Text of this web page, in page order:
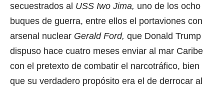
secuestrados al USS Iwo Jima, uno de los ocho
buques de guerra, entre ellos el portaviones con
arsenal nuclear Gerald Ford, que Donald Trump
dispuso hace cuatro meses enviar al mar Caribe
con el pretexto de combatir el narcotráfico, bien
que su verdadero propósito era el de derrocar al